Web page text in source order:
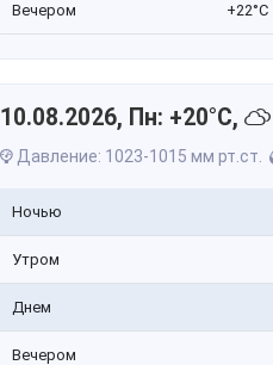
Вечером +22°C
10.08.2026, Пн: +20°C,
Давление: 1023-1015 мм рт.ст.
Ночью
Утром
Днем
Вечером